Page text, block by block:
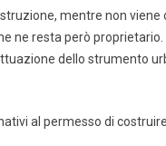
mentre non viene
ne resta però proprietario.
dello strumento
al permesso di